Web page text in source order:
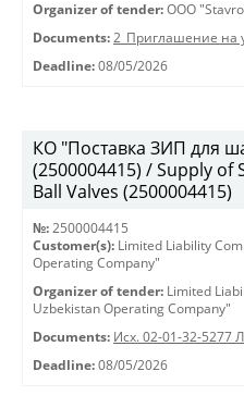
Organizer of tender: OOO
Documents: 2_Приглашение на
Deadline: 08/05/2026
КО "Поставка ЗИП для
(2500004415) / Supply of
Ball Valves (2500004415)
№: 2500004415
Customer(s): Limited Liability
Operating Company"
Organizer of tender: Limited
Uzbekistan Operating Company"
Documents: Исх. 02-01-32-5277
Deadline: 08/05/2026